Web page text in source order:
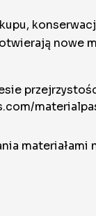
nowe
materiałami